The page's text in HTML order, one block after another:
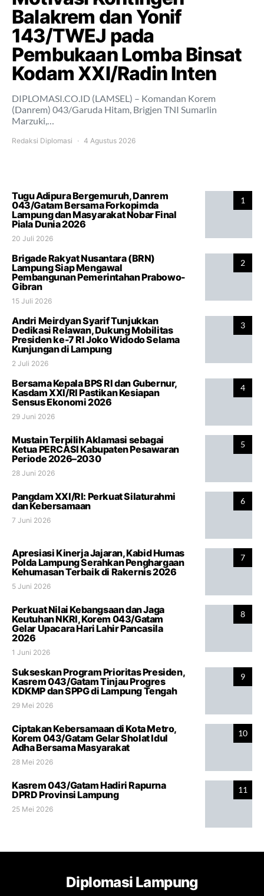
Balakrem dan Yonif
143/TWEJ pada
Pembukaan Lomba Binsat
Kodam XXI/Radin Inten
DIPLOMASI.CO.ID (LAMSEL) – Komandan Korem
(Danrem) 043/Garuda Hitam, Brigjen TNI Sumarlin
Marzuki,…
Redaksi Diplomasi 4 Agustus 2026
1
Tugu Adipura Bergemuruh, Danrem
043/Gatam Bersama Forkopimda
Lampung dan Masyarakat Nobar Final
Piala Dunia 2026
20 Juli 2026
2
Brigade Rakyat Nusantara (BRN)
Lampung Siap Mengawal
Pembangunan Pemerintahan Prabowo-
Gibran
15 Juli 2026
3
Andri Meirdyan Syarif Tunjukkan
Dedikasi Relawan, Dukung Mobilitas
Presiden ke-7 RI Joko Widodo Selama
Kunjungan di Lampung
2 Juli 2026
4
Bersama Kepala BPS RI dan Gubernur,
Kasdam XXI/RI Pastikan Kesiapan
Sensus Ekonomi 2026
29 Juni 2026
5
Mustain Terpilih Aklamasi sebagai
Ketua PERCASI Kabupaten Pesawaran
Periode 2026–2030
28 Juni 2026
6
Pangdam XXI/RI: Perkuat Silaturahmi
dan Kebersamaan
7 Juni 2026
7
Apresiasi Kinerja Jajaran, Kabid Humas
Polda Lampung Serahkan Penghargaan
Kehumasan Terbaik di Rakernis 2026
5 Juni 2026
8
Perkuat Nilai Kebangsaan dan Jaga
Keutuhan NKRI, Korem 043/Gatam
Gelar Upacara Hari Lahir Pancasila
2026
1 Juni 2026
9
Sukseskan Program Prioritas Presiden,
Kasrem 043/Gatam Tinjau Progres
KDKMP dan SPPG di Lampung Tengah
29 Mei 2026
10
Ciptakan Kebersamaan di Kota Metro,
Korem 043/Gatam Gelar Sholat Idul
Adha Bersama Masyarakat
28 Mei 2026
11
Kasrem 043/Gatam Hadiri Rapurna
DPRD Provinsi Lampung
25 Mei 2026
Diplomasi Lampung